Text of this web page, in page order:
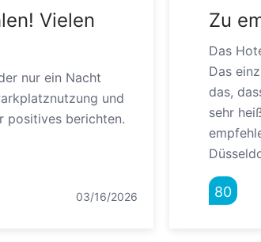
Vielen
nur ein Nacht
und
positives berichten.
03/16/2026
Zu
Das
Das
das,
sehr
80